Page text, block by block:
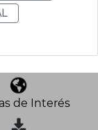
de Interés